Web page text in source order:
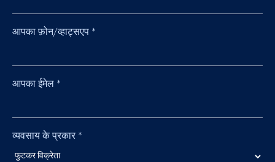
आपका फ़ोन/व्हाट्सएप *
आपका ईमेल *
व्यवसाय के प्रकार *